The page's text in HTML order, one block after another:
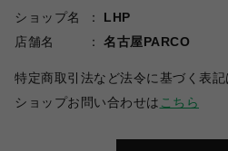
ショップ名
LHP
店舗名
名古屋PARCO
特定商取引法など法令に基づく表記
ショップお問い合わせは こちら